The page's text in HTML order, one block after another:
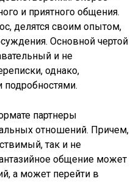
и приятного общения.
делятся своим опытом,
Основной чертой
и не
однако,
партнеры
отношений. Причем,
так и не
общение может
а может перейти в